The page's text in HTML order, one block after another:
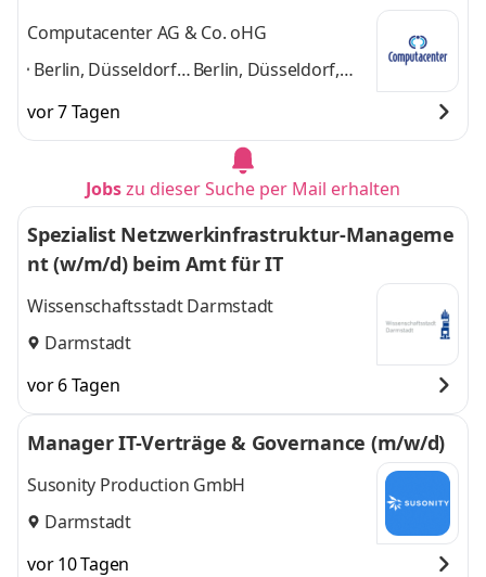
Stuttgart,
Computacenter AG & Co. oHG
Berlin, Düsseldorf,
Hamburg, Kerpen,
Köln,
München,
Nürnberg,
Stuttgart,
Berlin, Düsseldorf,
Ludwigshafen,
München, Nürnberg,
Stuttgartund 8
weitere
vor 7 Tagen
Jobszu dieser Suche per Mail erhalten
Spezialist Netzwerkinfrastruktur-Manageme
nt (w/m/d) beim Amt für IT
Wissenschaftsstadt Darmstadt
Darmstadt
vor 6 Tagen
Manager IT-Verträge & Governance (m/w/d)
Susonity Production GmbH
Darmstadt
vor 10 Tagen